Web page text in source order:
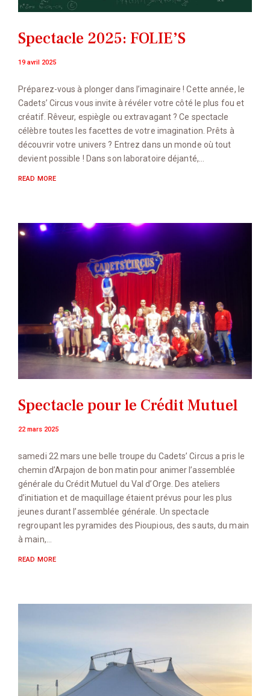
Spectacle 2025: FOLIE’S
19 avril 2025
Préparez-vous à plonger dans l’imaginaire ! Cette année, le
Cadets’ Circus vous invite à révéler votre côté le plus fou et
créatif. Rêveur, espiègle ou extravagant ? Ce spectacle
célèbre toutes les facettes de votre imagination. Prêts à
découvrir votre univers ? Entrez dans un monde où tout
devient possible ! Dans son laboratoire déjanté,…
READ MORE
Spectacle pour le Crédit Mutuel
22 mars 2025
samedi 22 mars une belle troupe du Cadets’ Circus a pris le
chemin d’Arpajon de bon matin pour animer l’assemblée
générale du Crédit Mutuel du Val d’Orge. Des ateliers
d’initiation et de maquillage étaient prévus pour les plus
jeunes durant l’assemblée générale. Un spectacle
regroupant les pyramides des Pioupious, des sauts, du main
à main,…
READ MORE